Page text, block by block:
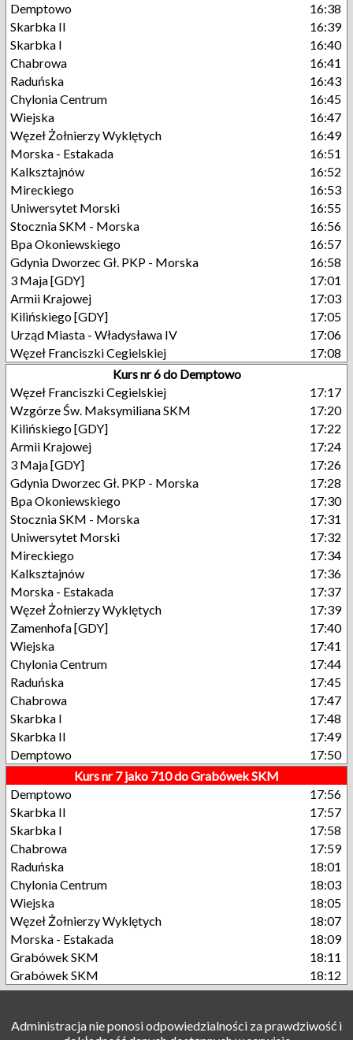
Demptowo
16:38
Skarbka II
16:39
Skarbka I
16:40
Chabrowa
16:41
Raduńska
16:43
Chylonia Centrum
16:45
Wiejska
16:47
Węzeł Żołnierzy Wyklętych
16:49
Morska - Estakada
16:51
Kalksztajnów
16:52
Mireckiego
16:53
Uniwersytet Morski
16:55
Stocznia SKM - Morska
16:56
Bpa Okoniewskiego
16:57
Gdynia Dworzec Gł. PKP - Morska
16:58
3 Maja [GDY]
17:01
Armii Krajowej
17:03
Kilińskiego [GDY]
17:05
Urząd Miasta - Władysława IV
17:06
Węzeł Franciszki Cegielskiej
17:08
Kurs nr 6 do Demptowo
Węzeł Franciszki Cegielskiej
17:17
Wzgórze Św. Maksymiliana SKM
17:20
Kilińskiego [GDY]
17:22
Armii Krajowej
17:24
3 Maja [GDY]
17:26
Gdynia Dworzec Gł. PKP - Morska
17:28
Bpa Okoniewskiego
17:30
Stocznia SKM - Morska
17:31
Uniwersytet Morski
17:32
Mireckiego
17:34
Kalksztajnów
17:36
Morska - Estakada
17:37
Węzeł Żołnierzy Wyklętych
17:39
Zamenhofa [GDY]
17:40
Wiejska
17:41
Chylonia Centrum
17:44
Raduńska
17:45
Chabrowa
17:47
Skarbka I
17:48
Skarbka II
17:49
Demptowo
17:50
Kurs nr 7 jako 710 do Grabówek SKM
Demptowo
17:56
Skarbka II
17:57
Skarbka I
17:58
Chabrowa
17:59
Raduńska
18:01
Chylonia Centrum
18:03
Wiejska
18:05
Węzeł Żołnierzy Wyklętych
18:07
Morska - Estakada
18:09
Grabówek SKM
18:11
Grabówek SKM
18:12
Administracja nie ponosi odpowiedzialności za prawdziwość i